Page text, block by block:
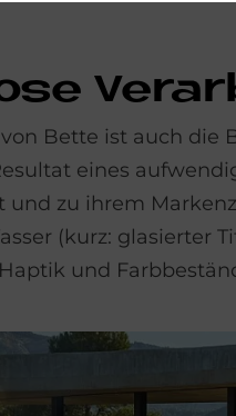
Bette ist auch die
eines
und zu ihrem
(kurz: glasierter
und